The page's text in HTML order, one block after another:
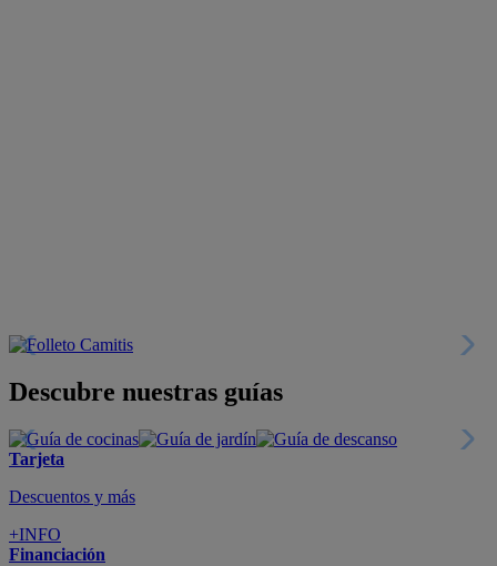
Descubre nuestras guías
Tarjeta
Descuentos y más
+INFO
Financiación